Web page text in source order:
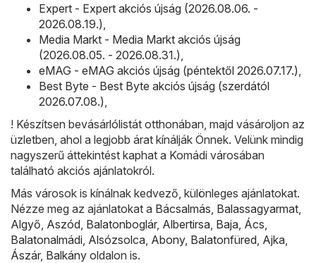
Expert - Expert akciós újság (2026.08.06. -
2026.08.19.)
Media Markt - Media Markt akciós újság
(2026.08.05. - 2026.08.31.)
eMAG - eMAG akciós újság (péntektől 2026.07.17.)
Best Byte - Best Byte akciós újság (szerdától
2026.07.08.)
! Készítsen bevásárlólistát otthonában, majd vásároljon az
üzletben, ahol a legjobb árat kínálják Önnek. Velünk mindig
nagyszerű áttekintést kaphat a Komádi városában
található akciós ajánlatokról.
Más városok is kínálnak kedvező, különleges ajánlatokat.
Nézze meg az ajánlatokat a Bácsalmás Balassagyarmat
Algyő Aszód Balatonboglár, Albertirsa Baja Ács
Balatonalmádi Alsózsolca Abony, Balatonfüred Ajka
Ászár, Balkány oldalon is.